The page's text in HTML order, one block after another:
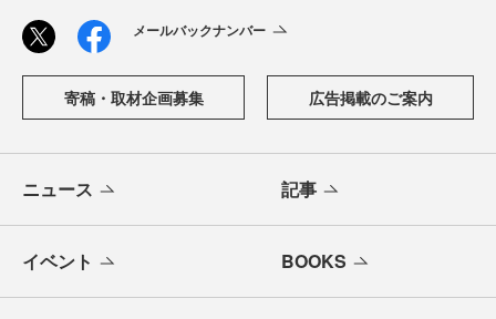
メールバックナンバー
寄稿・取材企画募集 広告掲載のご案内
ニュース 記事
イベント BOOKS